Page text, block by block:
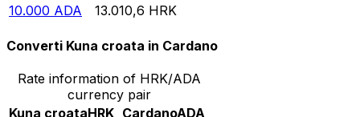
10.000 ADA 13.010,6 HRK
Converti Kuna croata in Cardano
Rate information of HRK/ADA
currency pair
Kuna croataHRK CardanoADA